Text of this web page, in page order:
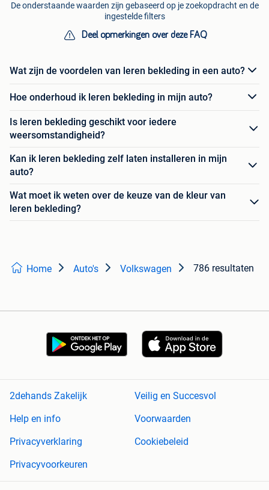
De onderstaande waarden zijn gebaseerd op je zoekopdracht en de
ingestelde filters
Deel opmerkingen over deze FAQ
Wat zijn de voordelen van leren bekleding in een auto?
Hoe onderhoud ik leren bekleding in mijn auto?
Is leren bekleding geschikt voor iedere
weersomstandigheid?
Kan ik leren bekleding zelf laten installeren in mijn
auto?
Wat moet ik weten over de keuze van de kleur van
leren bekleding?
Home Auto's Volkswagen 786 resultaten
2dehands Zakelijk
Veilig en Succesvol
Help en info
Voorwaarden
Privacyverklaring
Cookiebeleid
Privacyvoorkeuren